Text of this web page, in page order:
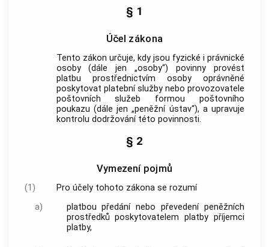
§ 1
Účel zákona
Tento zákon určuje, kdy jsou fyzické i právnické
osoby (dále jen „osoby“) povinny provést
platbu prostřednictvím osoby oprávněné
poskytovat platební služby nebo provozovatele
poštovních služeb formou poštovního
poukazu (dále jen „peněžní ústav“), a upravuje
kontrolu dodržování této povinnosti.
§ 2
Vymezení pojmů
(1)
Pro účely tohoto zákona se rozumí
a)
platbou předání nebo převedení peněžních
prostředků poskytovatelemplatby příjemci
platby,